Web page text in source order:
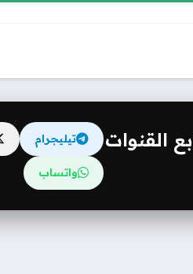
القنوات
تيليجرام
واتساب